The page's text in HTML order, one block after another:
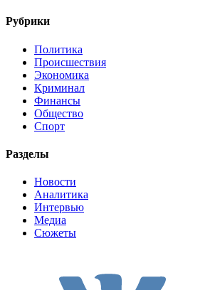
Рубрики
Политика
Происшествия
Экономика
Криминал
Финансы
Общество
Спорт
Разделы
Новости
Аналитика
Интервью
Медиа
Сюжеты